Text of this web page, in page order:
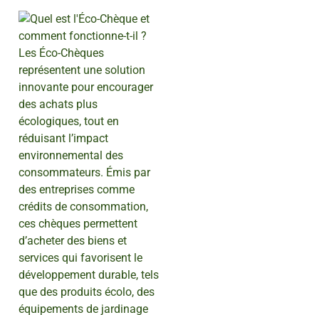
Les Éco-Chèques
représentent une solution
innovante pour encourager
des achats plus
écologiques, tout en
réduisant l’impact
environnemental des
consommateurs. Émis par
des entreprises comme
crédits de consommation,
ces chèques permettent
d’acheter des biens et
services qui favorisent le
développement durable, tels
que des produits écolo, des
équipements de jardinage